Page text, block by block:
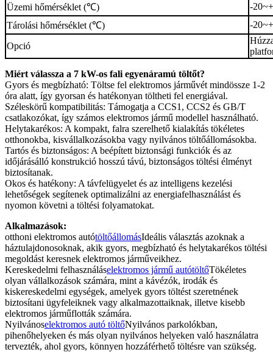
Üzemi hőmérséklet (℃)
-20~+
Tárolási hőmérséklet (℃)
-20~+
Opció
Miért válassza a 7 kW-os fali egyenáramú töltőt?
Gyors és megbízható: Töltse fel elektromos járművét mindössze 1-2
óra alatt, így gyorsan és hatékonyan töltheti fel energiával.
Széleskörű kompatibilitás: Támogatja a CCS1, CCS2 és GB/T
csatlakozókat, így számos elektromos jármű modellel használható.
Helytakarékos: A kompakt, falra szerelhető kialakítás tökéletes
otthonokba, kisvállalkozásokba vagy nyilvános töltőállomásokba.
Tartós és biztonságos: A beépített biztonsági funkciók és az
időjárásálló konstrukció hosszú távú, biztonságos töltési élményt
biztosítanak.
Okos és hatékony: A távfelügyelet és az intelligens kezelési
lehetőségek segítenek optimalizálni az energiafelhasználást és
nyomon követni a töltési folyamatokat.
Alkalmazások:
otthoni elektromos autótöltőállomásIdeális választás azoknak a
háztulajdonosoknak, akik gyors, megbízható és helytakarékos töltési
megoldást keresnek elektromos járműveikhez.
Kereskedelmi felhasználáselektromos jármű autótöltőTökéletes
olyan vállalkozások számára, mint a kávézók, irodák és
kiskereskedelmi egységek, amelyek gyors töltést szeretnének
biztosítani ügyfeleiknek vagy alkalmazottaiknak, illetve kisebb
elektromos járműflották számára.
Nyilvánoselektromos autó töltőNyilvános parkolókban,
pihenőhelyeken és más olyan nyilvános helyeken való használatra
tervezték, ahol gyors, könnyen hozzáférhető töltésre van szükség.